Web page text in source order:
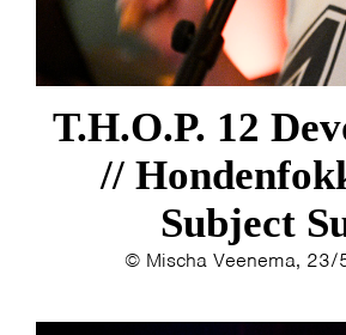
T.H.O.P. 12
//
Subject
© Mischa Veenema,